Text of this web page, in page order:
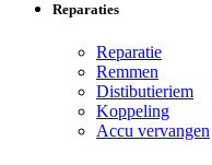
Reparaties
Reparatie
Remmen
Distibutieriem
Koppeling
Accu vervangen